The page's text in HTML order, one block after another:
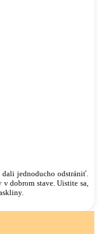
dali jednoducho odstrániť.
dobrom stave. Uistite sa,